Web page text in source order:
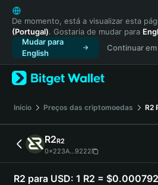
English
日本語
Tiếng Việt
Русский
Español (Latinoamérica)
Türkçe
Français
Deutsch
简体中文
繁體中文
Português (Portugal)
Bahasa Indonesia
De momento, está a visualizar esta
(Portugal). Gostaria de mudar para
Mudar para
English
Continuar
Início Preços das criptomoedas R2
R2R2
0x223A...9222
R2 para USD: 1 R2 =